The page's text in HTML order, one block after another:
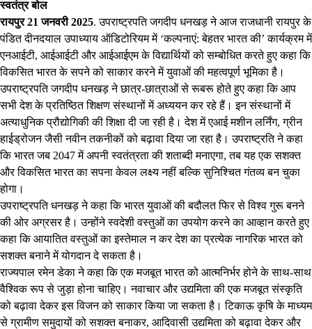
स्वतंत्र बोल
रायपुर 21 जनवरी 2025. उपराष्ट्रपति जगदीप धनखड़ ने आज राजधानी रायपुर के
पंडित दीनदयाल उपाध्याय ऑडिटोरियम में ‘कल्पनाएं: बेहतर भारत की’ कार्यक्रम में
एनआईटी, आईआईटी और आईआईएम के विद्यार्थियों को सम्बोधित करते हुए कहा कि
विकसित भारत के सपने को साकार करने में युवाओं की महत्वपूर्ण भूमिका है।
उपराष्ट्रपति जगदीप धनखड़ ने छात्र-छात्राओं से रूबरू होते हुए कहा कि आप
सभी देश के प्रतिष्ठित शिक्षण संस्थानों में अध्ययन कर रहे हैं। इन संस्थानों में
अत्याधुनिक प्रौद्योगिकी की शिक्षा दी जा रही है। देश में एआई मशीन लर्निंग, ग्रीन
हाईड्रोजन जैसी नवीन तकनीकों को बढ़ावा दिया जा रहा है। उपराष्ट्रति ने कहा
कि भारत जब 2047 में अपनी स्वतंत्रता की शताब्दी मनाएगा, तब यह एक सशक्त
और विकसित भारत का सपना केवल लक्ष्य नहीं बल्कि सुनिश्चित गंतव्य बन चुका
होगा।
उपराष्ट्रपति धनखड़ ने कहा कि भारत युवाओं की बदौलत फिर से विश्व गुरू बनने
की ओर अग्रसर है। उन्होंने स्वदेशी वस्तुओं का उपयोग करने का आव्हान करते हुए
कहा कि आयातित वस्तुओं का इस्तेमाल न कर देश का प्रत्येक नागरिक भारत को
सशक्त बनाने में योगदान दे सकता है।
राज्यपाल रमेन डेका ने कहा कि एक मजबूत भारत को आत्मनिर्भर होने के साथ-साथ
वैश्विक रूप से जुड़ा होना चाहिए। नवाचार और उद्यमिता की एक मजबूत संस्कृति
को बढ़ावा देकर इस विजन को साकार किया जा सकता है। टिकाऊ कृषि के माध्यम
से ग्रामीण समुदायों को सशक्त बनाकर, आदिवासी उद्यमिता को बढ़ावा देकर और